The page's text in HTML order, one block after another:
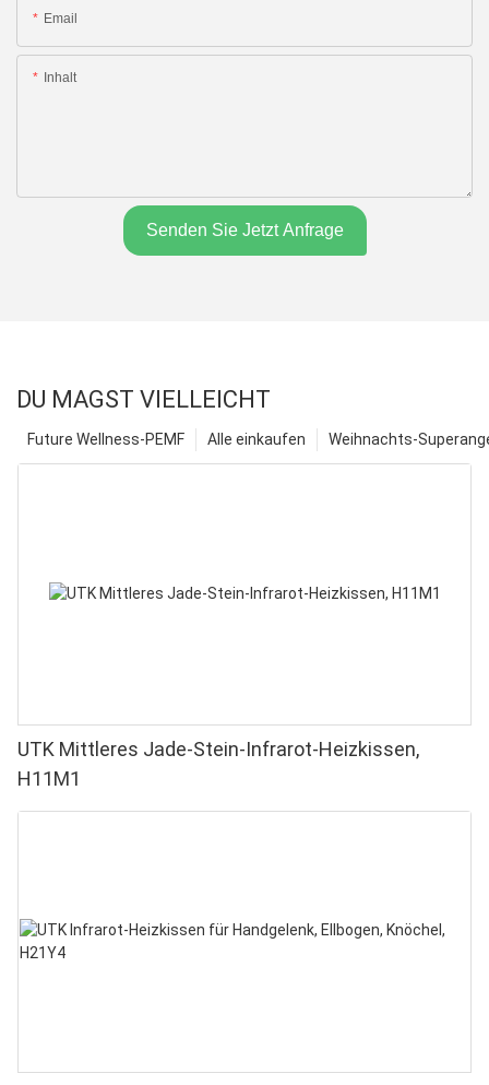
Email
Inhalt
Senden Sie Jetzt Anfrage
DU MAGST VIELLEICHT
Weihnachts-
Alle einkaufen
Future Wellness-PEMF
UTK Mittleres Jade-Stein-Infrarot-Heizkissen,
H11M1